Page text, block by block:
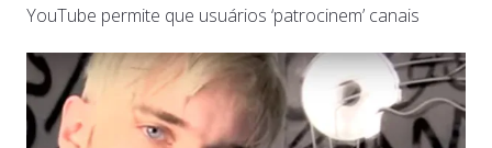
YouTube permite que usuários ‘patrocinem’ canais